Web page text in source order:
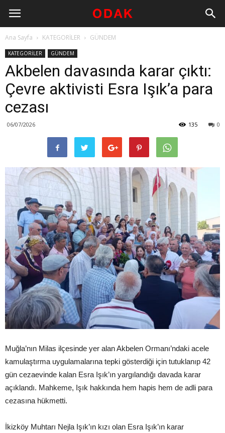
Ana Sayfa KATEGORİLER GÜNDEM
KATEGORİLER GÜNDEM
Akbelen davasında karar çıktı:
Çevre aktivisti Esra Işık’a para
cezası
06/07/2026 0
135
Muğla’nın Milas ilçesinde yer alan Akbelen Ormanı’ndaki acele
kamulaştırma uygulamalarına tepki gösterdiği için tutuklanıp 42
gün cezaevinde kalan Esra Işık’ın yargılandığı davada karar
açıklandı. Mahkeme, Işık hakkında hem hapis hem de adli para
cezasına hükmetti.
İkizköy Muhtarı Nejla Işık’ın kızı olan Esra Işık’ın karar